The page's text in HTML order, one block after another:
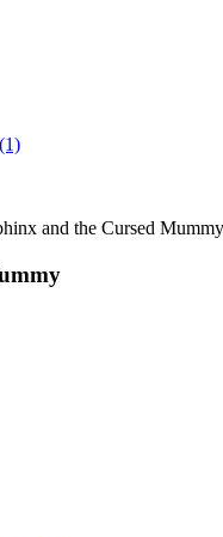
(1)
and the Cursed Mummy